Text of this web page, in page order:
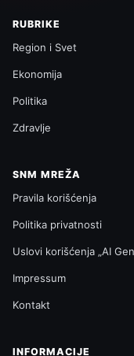
RUBRIKE
Region i Svet
Ekonomija
Politika
Zdravlje
SNM MREŽA
Pravila korišćenja
Politika privatnosti
Uslovi korišćenja „AI
Impressum
Kontakt
INFORMACIJE